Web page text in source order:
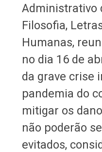
Administrativo
Filosofia,
Humanas,
no dia 16 de
da grave crise
pandemia do
mitigar os
não poderão
evitados,